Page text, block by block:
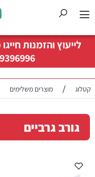
לייעוץ והזמנות
9396996
קטלוג / מוצרים משלימים
גורב גרביים